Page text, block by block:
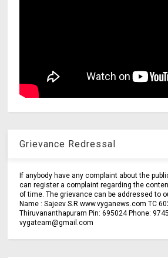
Grievance Redressal
If anybody have any complaint about the
can register a complaint regarding the
of time. The grievance can be addressed to
Name : Sajeev S.R www.vyganews.com TC
Thiruvananthapuram Pin: 695024 Phone:
vygateam@gmail.com